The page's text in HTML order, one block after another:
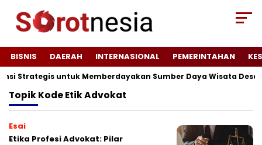
BISNIS DAERAH INTERNASIONAL PEMERINTAHAN
Strategis untuk Memberdayakan Sumber Daya Wisata Desa
TopikKode Etik Advokat
Esai
Etika Profesi Advokat: Pilar